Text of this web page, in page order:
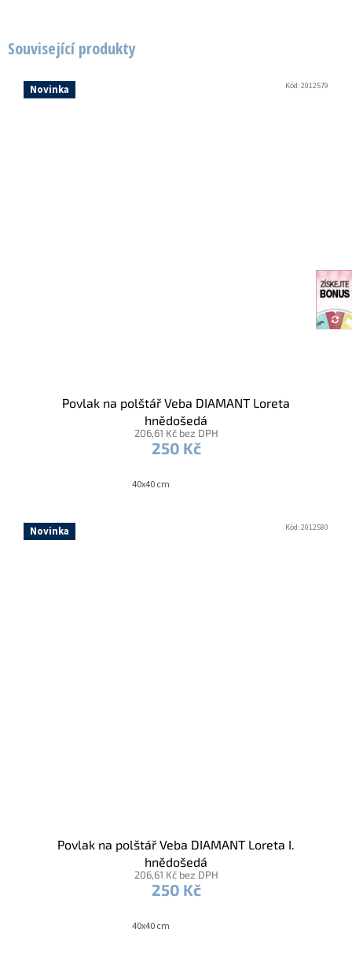
Související produkty
Novinka
Povlak na polštář Veba DIAMANT Loreta
hnědošedá
206,61 Kč bez DPH
250 Kč
40x40 cm
Kód:2012579
Novinka
Povlak na polštář Veba DIAMANT Loreta I.
hnědošedá
206,61 Kč bez DPH
250 Kč
40x40 cm
Kód:2012580